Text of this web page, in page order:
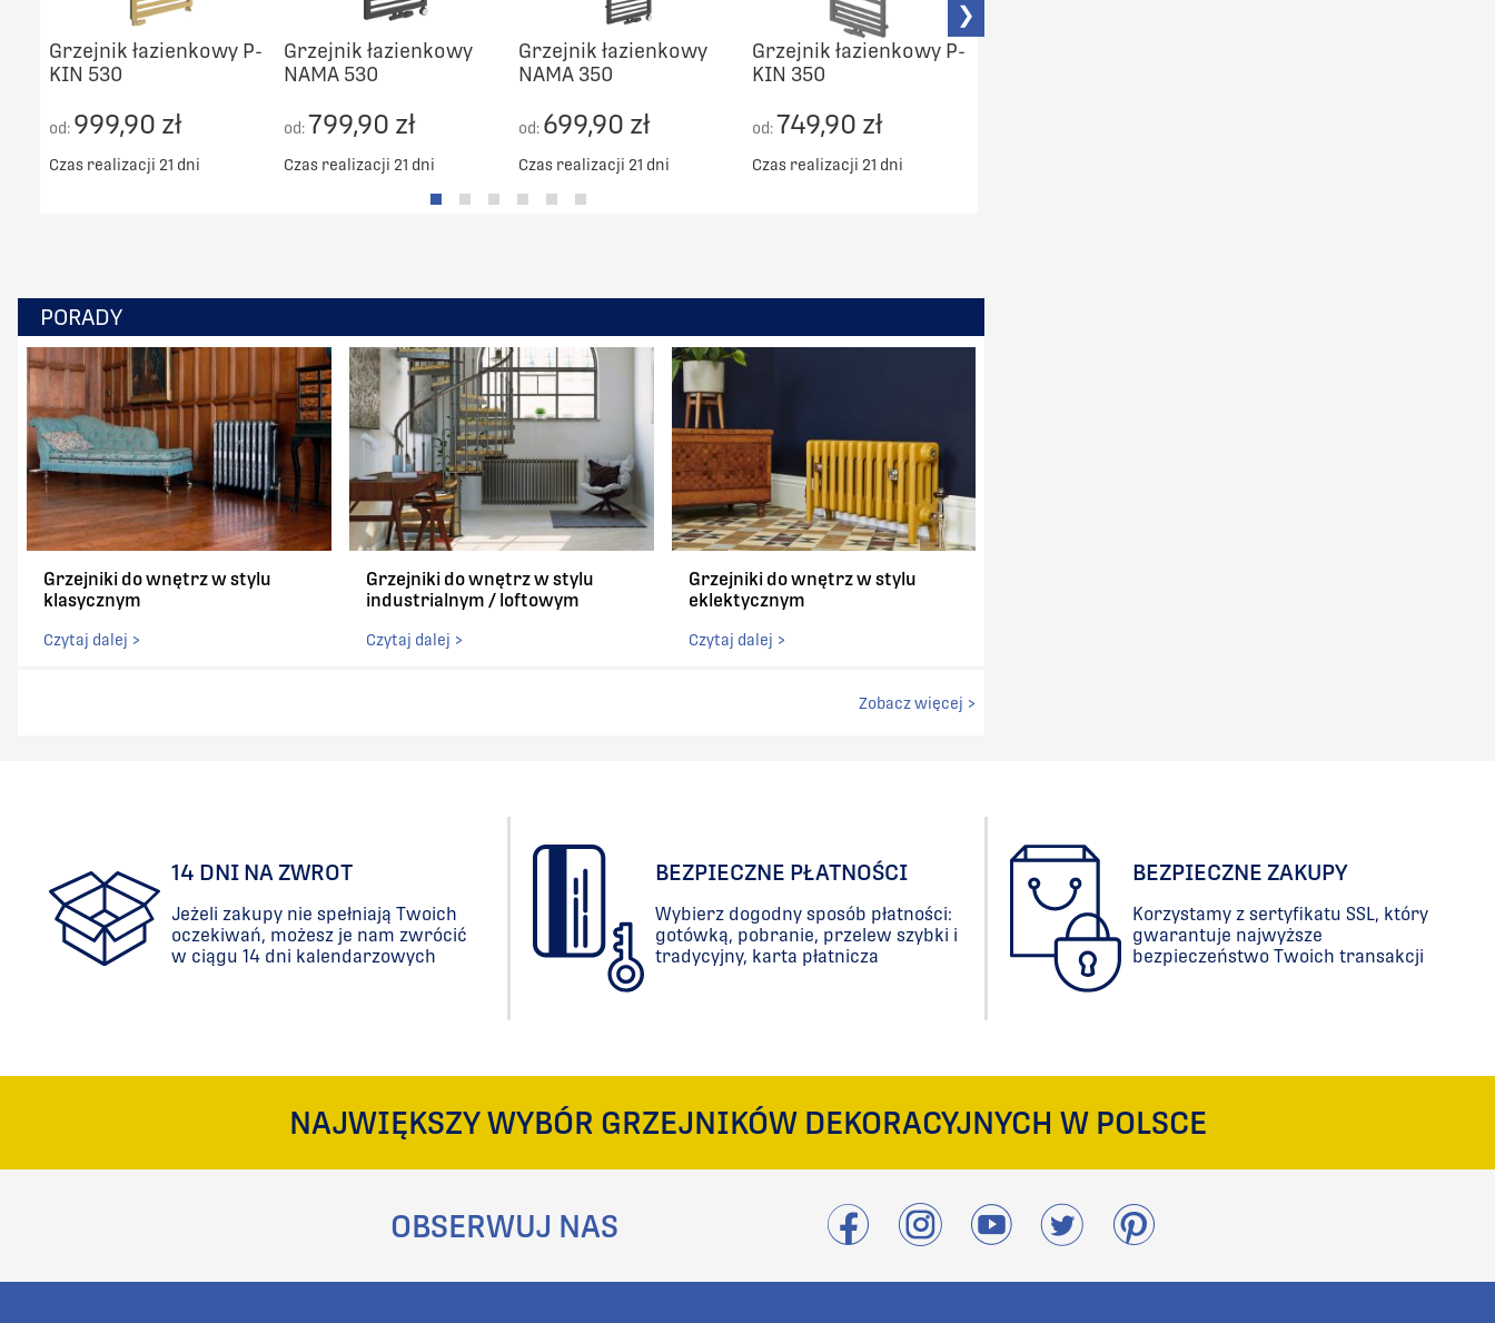
Grzejnik łazienkowy P-
KIN 530
od: 999,90 zł
Czas realizacji 21 dni
Grzejnik łazienkowy
NAMA 530
od:799,90 zł
Czas realizacji 21 dni
Grzejnik łazienkowy
NAMA 350
od: 699,90 zł
Czas realizacji 21 dni
Grzejnik łazienkowy P-
KIN 350
od: 749,90 zł
Czas realizacji 21 dni
❯
PORADY
Grzejniki do wnętrz w stylu
klasycznym
Czytaj dalej >
Grzejniki do wnętrz w stylu
industrialnym / loftowym
Czytaj dalej >
Grzejniki do wnętrz w stylu
eklektycznym
Czytaj dalej >
Zobacz więcej >
14 DNI NA ZWROT
Jeżeli zakupy nie spełniają Twoich
oczekiwań, możesz je nam zwrócić
w ciągu 14 dni kalendarzowych
BEZPIECZNE PŁATNOŚCI
Wybierz dogodny sposób płatności:
gotówką, pobranie, przelew szybki i
tradycyjny, karta płatnicza
BEZPIECZNE ZAKUPY
Korzystamy z sertyfikatu SSL, który
gwarantuje najwyższe
bezpieczeństwo Twoich transakcji
NAJWIĘKSZY WYBÓR GRZEJNIKÓW DEKORACYJNYCH W POLSCE
OBSERWUJ NAS